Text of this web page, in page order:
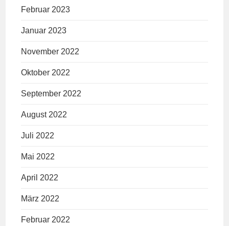
Februar 2023
Januar 2023
November 2022
Oktober 2022
September 2022
August 2022
Juli 2022
Mai 2022
April 2022
März 2022
Februar 2022